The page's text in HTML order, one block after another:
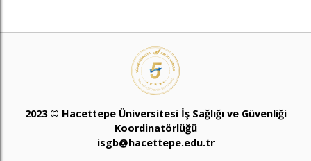
2023 © Hacettepe Üniversitesi İş Sağlığı ve Güvenliği
Koordinatörlüğü
isgb@hacettepe.edu.tr